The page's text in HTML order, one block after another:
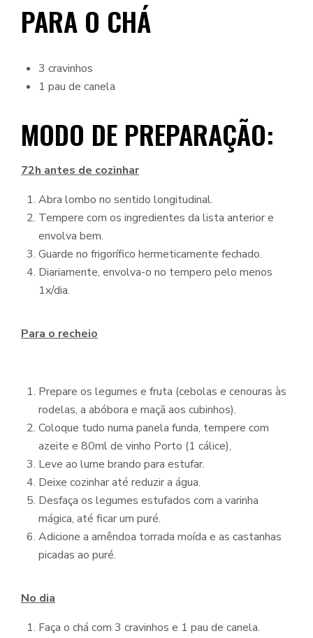
PARA O CHÁ
3 cravinhos
1 pau de canela
MODO DE PREPARAÇÃO:
72h antes de cozinhar
Abra lombo no sentido longitudinal.
Tempere com os ingredientes da lista anterior e
envolva bem.
Guarde no frigorífico hermeticamente fechado.
Diariamente, envolva-o no tempero pelo menos
1x/dia.
Para o recheio
Prepare os legumes e fruta (cebolas e cenouras às
rodelas, a abóbora e maçã aos cubinhos).
Coloque tudo numa panela funda, tempere com
azeite e 80ml de vinho Porto (1 cálice),
Leve ao lume brando para estufar.
Deixe cozinhar até reduzir a água.
Desfaça os legumes estufados com a varinha
mágica, até ficar um puré.
Adicione a amêndoa torrada moída e as castanhas
picadas ao puré.
No dia
Faça o chá com 3 cravinhos e 1 pau de canela.